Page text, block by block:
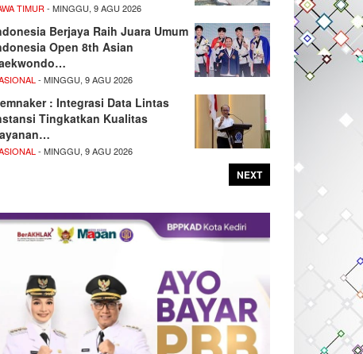
TIMUR - MINGGU, 9 AGU 2026
Berjaya Raih Juara Umum
Open 8th Asian
- MINGGU, 9 AGU 2026
: Integrasi Data Lintas
Tingkatkan Kualitas
- MINGGU, 9 AGU 2026
NEXT